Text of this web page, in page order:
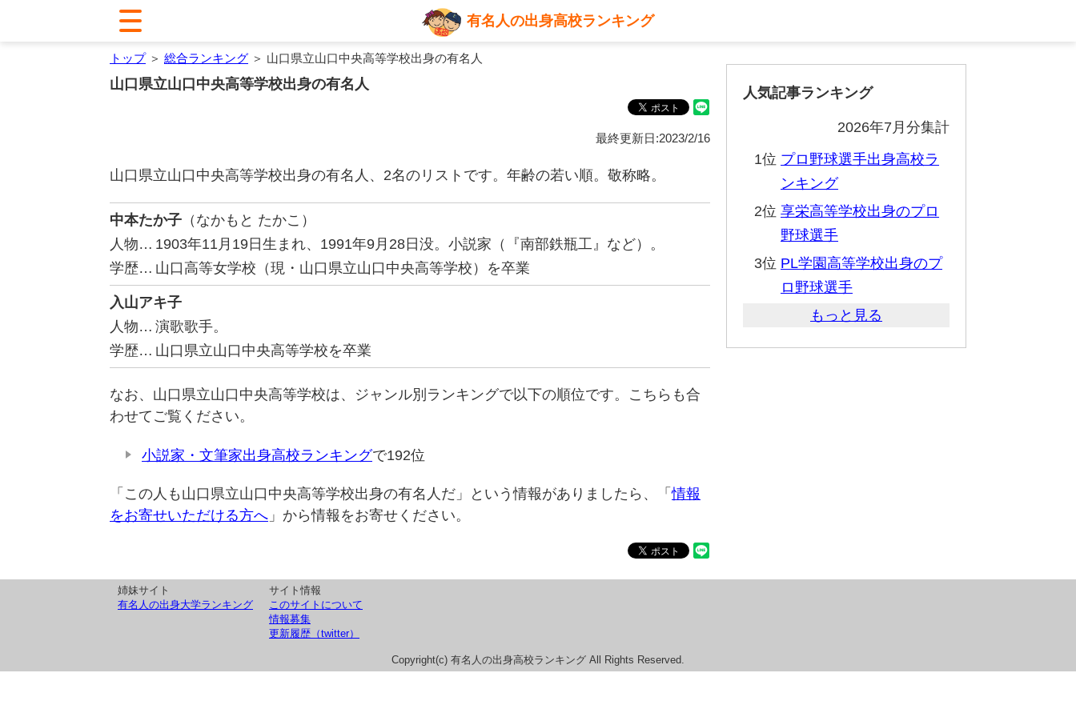
有名人の出身高校ランキング
トップ＞ 総合ランキング ＞ 山口県立山口中央高等学校出身の有名人
山口県立山口中央高等学校出身の有名人
最終更新日:2023/2/16
山口県立山口中央高等学校出身の有名人、2名のリストです。年齢の若い順。敬称略。
中本たか子 （なかもと たかこ）
人物… 1903年11月19日生まれ、1991年9月28日没。小説家（『南部鉄瓶工』など）。
学歴… 山口高等女学校（現・山口県立山口中央高等学校）を卒業
入山アキ子
人物… 演歌歌手。
学歴… 山口県立山口中央高等学校を卒業
なお、山口県立山口中央高等学校は、ジャンル別ランキングで以下の順位です。こちらも合
わせてご覧ください。
小説家・文筆家出身高校ランキングで192位
「この人も山口県立山口中央高等学校出身の有名人だ」という情報がありましたら、「情報
をお寄せいただける方へ 」から情報をお寄せください。
人気記事ランキング
2026年7月分集計
1位 プロ野球選手出身高校ラ
ンキング
2位 享栄高等学校出身のプロ
野球選手
3位 PL学園高等学校出身のプ
ロ野球選手
もっと見る
姉妹サイト
有名人の出身大学ランキング
サイト情報
このサイトについて
情報募集
更新履歴（twitter）
Copyright(c) 有名人の出身高校ランキング All Rights Reserved.